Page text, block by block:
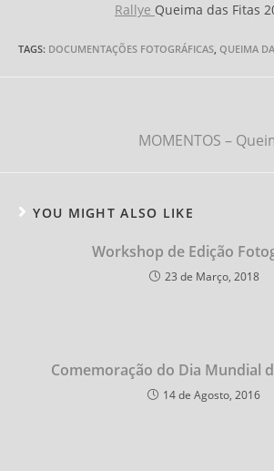
Rallye Queima das Fitas
TAGS: DOCUMENTAÇÕES FOTOGRÁFICAS, QUEIMA
MOMENTOS –
YOU MIGHT ALSO LIKE
Workshop de Edição
23 de Março, 2018
Comemoração do Dia Mundial
14 de Agosto, 2016